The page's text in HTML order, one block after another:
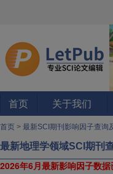
首页 关于我们
首页 > 最新SCI期刊影响因子查询
最新地理学领域SCI期刊
2026年6月最新影响因子数据